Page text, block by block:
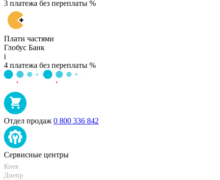
3 платежа без переплаты %
Плати частями
Глобус Банк
i
4 платежа без переплаты %
Отдел продаж 0 800 336 842
Сервисные центры
Киев
Днепр